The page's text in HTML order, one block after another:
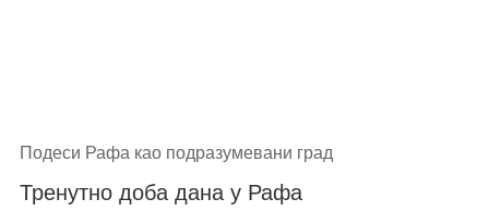
Подеси Рафа као подразумевани град
Тренутно доба дана у Рафа